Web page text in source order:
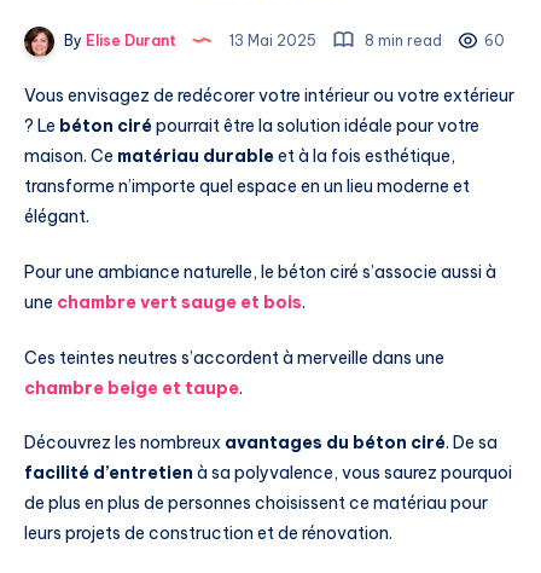
By Elise Durant 13 Mai 2025 8 min read 60
Vous envisagez de redécorer votre intérieur ou votre extérieur
? Le béton cirépourrait être la solution idéale pour votre
maison. Ce matériau durableet à la fois esthétique,
transforme n’importe quel espace en un lieu moderne et
élégant.
Pour une ambiance naturelle, le béton ciré s’associe aussi à
une chambre vert sauge et bois.
Ces teintes neutres s’accordent à merveille dans une
chambre beige et taupe.
Découvrez les nombreux avantages du béton ciré. De sa
facilité d’entretien à sa polyvalence, vous saurez pourquoi
de plus en plus de personnes choisissent ce matériau pour
leurs projets de construction et de rénovation.